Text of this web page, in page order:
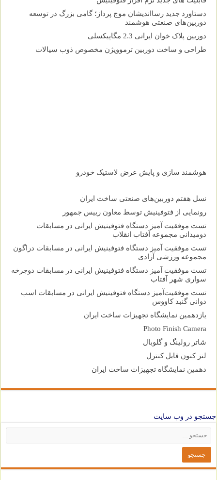
دستاورد جدید رسااندیشان موج پرداز؛ گامی بزرگ در توسعه
دوربین‌های صنعتی هوشمند
دوربین پلاک خوان ایرانی 2.3 مگاپیکسلی
طراحی و ساخت دوربین ترموویژن مخصوص ذوب سیالات
هوشمند سازی و پایش عرض لاستیک خودرو
نسل هفتم دوربین‌های صنعتی ساخت ایران
رونمایی از فتوفینیش توسط معاون رییس جمهور
تست موفقیت آمیز دستگاه فتوفینیش ایرانی در مسابقات
دومیدانی مجموعه آفتاب انقلاب
تست موفقیت آمیز دستگاه فتوفینیش ایرانی در مسابقات دراگون
مجموعه ورزشی آزادی
تست موفقیت آمیز دستگاه فتوفینیش ایرانی در مسابقات دوچرخه
سواری شهر آفتاب
تست موفقیت‌آمیز دستگاه فتوفینیش ایرانی در مسابقات اسب
دوانی گنبد کاووس
یازدهمین نمایشگاه تجهیزات ساخت ایران
Photo Finish Camera
شاتر رولینگ و گلوبال
لنز کنون قابل کنترل
دهمین نمایشگاه تجهیزات ساخت ایران
جستجو در وب سایت